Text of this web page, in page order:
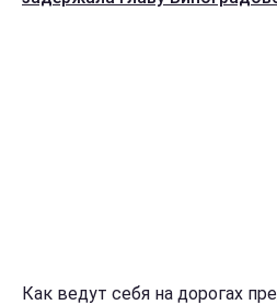
Как ведут себя на дорогах